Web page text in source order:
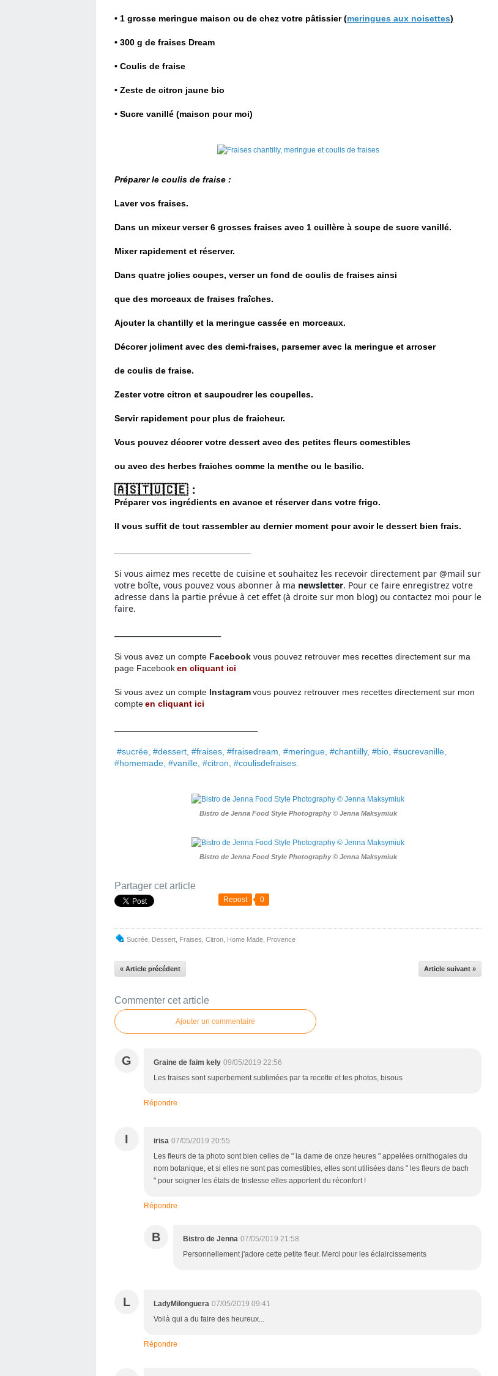
• 1 grosse meringue maison ou de chez votre pâtissier(meringues aux noisettes)
• 300 g de fraises Dream
• Coulis de fraise
• Zeste de citron jaune bio
• Sucre vanillé (maison pour moi)
Préparer le coulis de fraise :
Laver vos fraises.
Dans un mixeur verser 6 grosses fraises avec 1 cuillère à soupe de sucre vanillé.
Mixer rapidement et réserver.
Dans quatre jolies coupes, verser un fond de coulis de fraises ainsi
que des morceaux de fraises fraîches.
Ajouter la chantilly et la meringue cassée en morceaux.
Décorer joliment avec des demi-fraises, parsemer avec la meringue et arroser
de coulis de fraise.
Zester votre citron et saupoudrer les coupelles.
Servir rapidement pour plus de fraicheur.
Vous pouvez décorer votre dessert avec des petites fleurs comestibles
ou avec des herbes fraiches comme la menthe ou le basilic.
🇦​🇸​🇹​🇺​🇨​🇪​﹕
Préparer vos ingrédients en avance et réserver dans votre frigo.
Il vous suffit de tout rassembler au dernier moment pour avoir le dessert bien frais.
Si vous aimez mes recette de cuisine et souhaitez les recevoir directement par @mail sur
votre boîte, vous pouvez vous abonner à ma newsletter. Pour ce faire enregistrez votre
adresse dans la partie prévue à cet effet (à droite sur mon blog) ou contactez moi pour le
faire.
Si vous avez un compte Facebook vous pouvez retrouver mes recettes directement sur ma
page Facebooken cliquant ici
Si vous avez un compte Instagramvous pouvez retrouver mes recettes directement sur mon
compteen cliquant ici
#sucrée, #dessert, #fraises, #fraisedream, #meringue, #chantiilly, #bio, #sucrevanille,
#homemade, #vanille, #citron, #coulisdefraises.
Bistro de Jenna Food Style Photography © Jenna Maksymiuk
Bistro de Jenna Food Style Photography © Jenna Maksymiuk
Partager cet article
Repost 0
Sucrée Dessert Fraises Citron Home Made Provence
« Article précédent Article suivant »
Commenter cet article
Ajouter un commentaire
G Graine de faim kely 09/05/2019 22:56
Les fraises sont superbement sublimées par ta recette et tes photos, bisous
Répondre
I irisa 07/05/2019 20:55
Les fleurs de ta photo sont bien celles de " la dame de onze heures " appelées ornithogales du
nom botanique, et si elles ne sont pas comestibles, elles sont utilisées dans " les fleurs de bach
" pour soigner les états de tristesse elles apportent du réconfort !
Répondre
B Bistro de Jenna 07/05/2019 21:58
Personnellement j'adore cette petite fleur. Merci pour les éclaircissements
L LadyMilonguera 07/05/2019 09:41
Voilà qui a du faire des heureux...
Répondre